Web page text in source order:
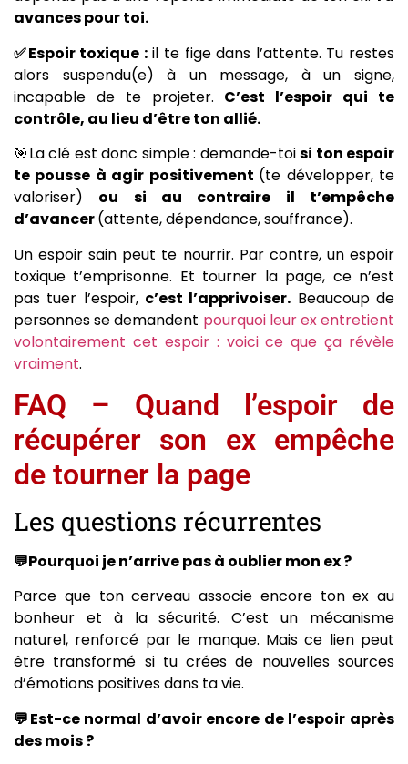
avances pour toi.
✅Espoir toxique :il te fige dans l’attente. Tu restes
alors suspendu(e) à un message, à un signe,
incapable de te projeter. C’est l’espoir qui te
contrôle, au lieu d’être ton allié.
🎯La clé est donc simple : demande-toisi ton espoir
te pousse à agir positivement (te développer, te
valoriser) ou si au contraire il t’empêche
d’avancer(attente, dépendance, souffrance).
Un espoir sain peut te nourrir. Par contre, un espoir
toxique t’emprisonne. Et tourner la page, ce n’est
pas tuer l’espoir, c’est l’apprivoiser. Beaucoup de
personnes se demandent pourquoi leur ex entretient
volontairement cet espoir : voici ce que ça révèle
vraiment.
FAQ – Quand l’espoir de
récupérer son ex empêche
de tourner la page
Les questions récurrentes
💬Pourquoi je n’arrive pas à oublier mon ex ?
Parce que ton cerveau associe encore ton ex au
bonheur et à la sécurité. C’est un mécanisme
naturel, renforcé par le manque. Mais ce lien peut
être transformé si tu crées de nouvelles sources
d’émotions positives dans ta vie.
💬Est-ce normal d’avoir encore de l’espoir après
des mois ?